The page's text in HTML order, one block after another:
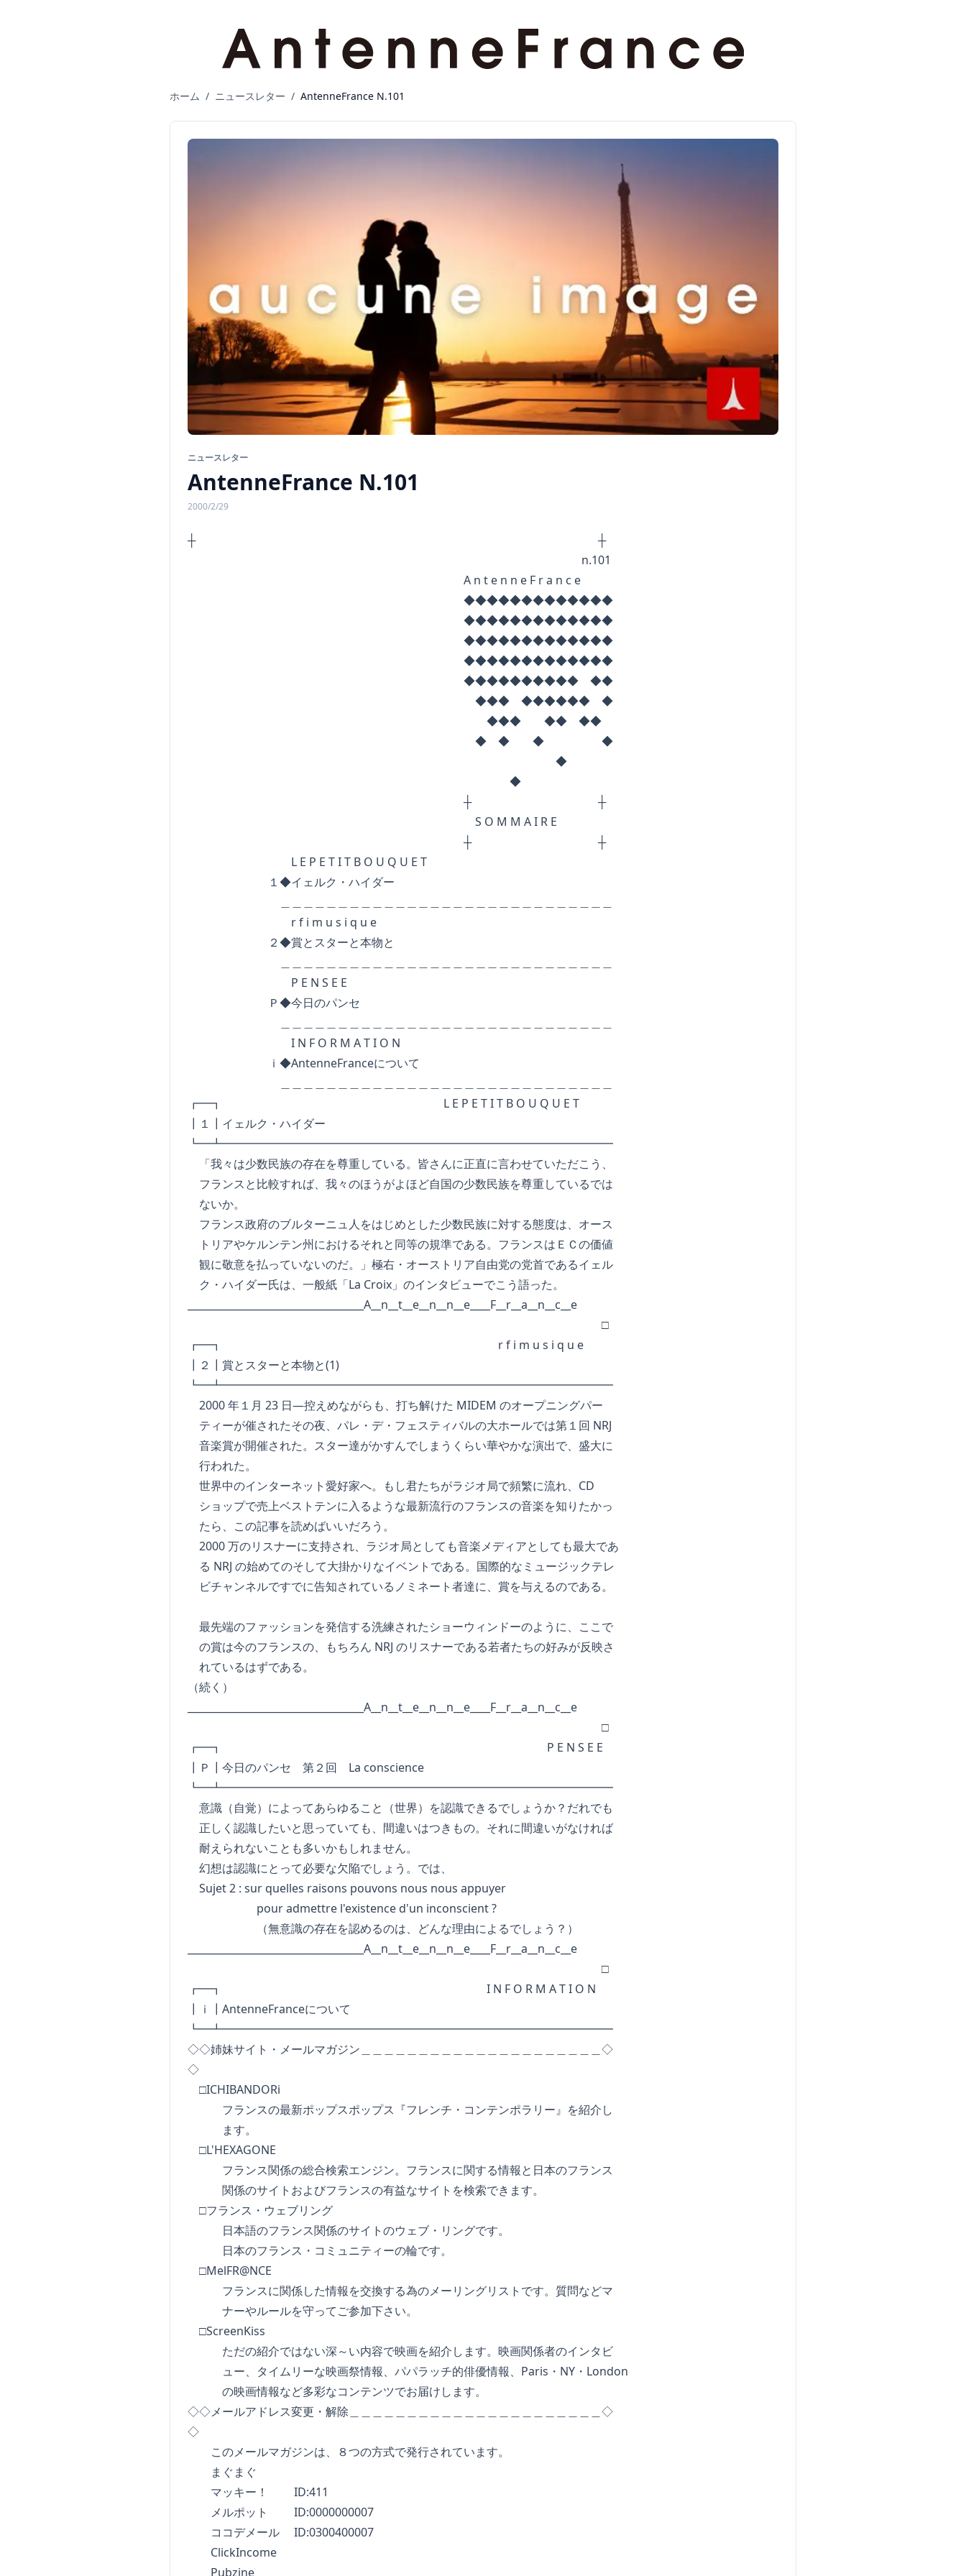
ホーム / ニュースレター / AntenneFrance N.101
ニュースレター
AntenneFrance N.101
2000/2/29
┼ ┼
n.101
A n t e n n e F r a n c e
◆◆◆◆◆◆◆◆◆◆◆◆◆
◆◆◆◆◆◆◆◆◆◆◆◆◆
◆◆◆◆◆◆◆◆◆◆◆◆◆
◆◆◆◆◆◆◆◆◆◆◆◆◆
◆◆◆◆◆◆◆◆◆◆ ◆◆
◆◆◆ ◆◆◆◆◆◆ ◆
◆◆◆ ◆◆ ◆◆
◆ ◆ ◆ ◆
◆
◆
┼ ┼
S O M M A I R E
┼ ┼
L E P E T I T B O U Q U E T
１◆イェルク・ハイダー
r f i m u s i q u e
２◆賞とスターと本物と
P E N S E E
Ｐ◆今日のパンセ
I N F O R M A T I O N
ｉ◆AntenneFranceについて
┏━┓ L E P E T I T B O U Q U E T
┃１┃イェルク・ハイダー
┗━┻━━━━━━━━━━━━━━━━━━━━━━━━━━━━━━━━━━
「我々は少数民族の存在を尊重している。皆さんに正直に言わせていただこう、
フランスと比較すれば、我々のほうがよほど自国の少数民族を尊重しているでは
ないか。
フランス政府のブルターニュ人をはじめとした少数民族に対する態度は、オース
トリアやケルンテン州におけるそれと同等の規準である。フランスはＥＣの価値
観に敬意を払っていないのだ。」極右・オーストリア自由党の党首であるイェル
ク・ハイダー氏は、一般紙「La Croix」のインタビューでこう語った。
___________________________________A__n__t__e__n__n__e____F__r__a__n__c__e
□
┏━┓ r f i m u s i q u e
┃２┃賞とスターと本物と(1)
┗━┻━━━━━━━━━━━━━━━━━━━━━━━━━━━━━━━━━━
2000 年１月 23 日―控えめながらも、打ち解けた MIDEM のオープニングパー
ティーが催されたその夜、パレ・デ・フェスティバルの大ホールでは第１回 NRJ
音楽賞が開催された。スター達がかすんでしまうくらい華やかな演出で、盛大に
行われた。
世界中のインターネット愛好家へ。もし君たちがラジオ局で頻繁に流れ、CD
ショップで売上ベストテンに入るような最新流行のフランスの音楽を知りたかっ
たら、この記事を読めばいいだろう。
2000 万のリスナーに支持され、ラジオ局としても音楽メディアとしても最大であ
る NRJ の始めてのそして大掛かりなイベントである。国際的なミュージックテレ
ビチャンネルですでに告知されているノミネート者達に、賞を与えるのである。
最先端のファッションを発信する洗練されたショーウィンドーのように、ここで
の賞は今のフランスの、もちろん NRJ のリスナーである若者たちの好みが反映さ
れているはずである。
（続く）
___________________________________A__n__t__e__n__n__e____F__r__a__n__c__e
□
┏━┓ P E N S E E
┃Ｐ┃今日のパンセ 第２回 La conscience
┗━┻━━━━━━━━━━━━━━━━━━━━━━━━━━━━━━━━━━
意識（自覚）によってあらゆること（世界）を認識できるでしょうか？だれでも
正しく認識したいと思っていても、間違いはつきもの。それに間違いがなければ
耐えられないことも多いかもしれません。
幻想は認識にとって必要な欠陥でしょう。では、
Sujet 2 : sur quelles raisons pouvons nous nous appuyer
pour admettre l'existence d'un inconscient ?
（無意識の存在を認めるのは、どんな理由によるでしょう？）
___________________________________A__n__t__e__n__n__e____F__r__a__n__c__e
□
┏━┓ I N F O R M A T I O N
┃ｉ┃AntenneFranceについて
┗━┻━━━━━━━━━━━━━━━━━━━━━━━━━━━━━━━━━━
◇◇姉妹サイト・メールマガジン＿＿＿＿＿＿＿＿＿＿＿＿＿＿＿＿＿＿＿＿＿◇
◇
□ICHIBANDORi
フランスの最新ポップスポップス『フレンチ・コンテンポラリー』を紹介し
ます。
□L'HEXAGONE
フランス関係の総合検索エンジン。フランスに関する情報と日本のフランス
関係のサイトおよびフランスの有益なサイトを検索できます。
□フランス・ウェブリング
日本語のフランス関係のサイトのウェブ・リングです。
日本のフランス・コミュニティーの輪です。
□MelFR@NCE
フランスに関係した情報を交換する為のメーリングリストです。質問などマ
ナーやルールを守ってご参加下さい。
□ScreenKiss
ただの紹介ではない深～い内容で映画を紹介します。映画関係者のインタビ
ュー、タイムリーな映画祭情報、パパラッチ的俳優情報、Paris・NY・London
の映画情報など多彩なコンテンツでお届けします。
◇◇メールアドレス変更・解除＿＿＿＿＿＿＿＿＿＿＿＿＿＿＿＿＿＿＿＿＿＿◇
◇
このメールマガジンは、８つの方式で発行されています。
まぐまぐ
マッキー！ ID:411
メルポット ID:0000000007
ココデメール ID:0300400007
ClickIncome
Pubzine